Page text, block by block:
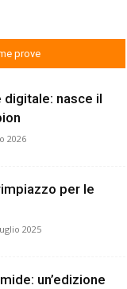
prove
nasce il
2026
per le
2025
un’edizione